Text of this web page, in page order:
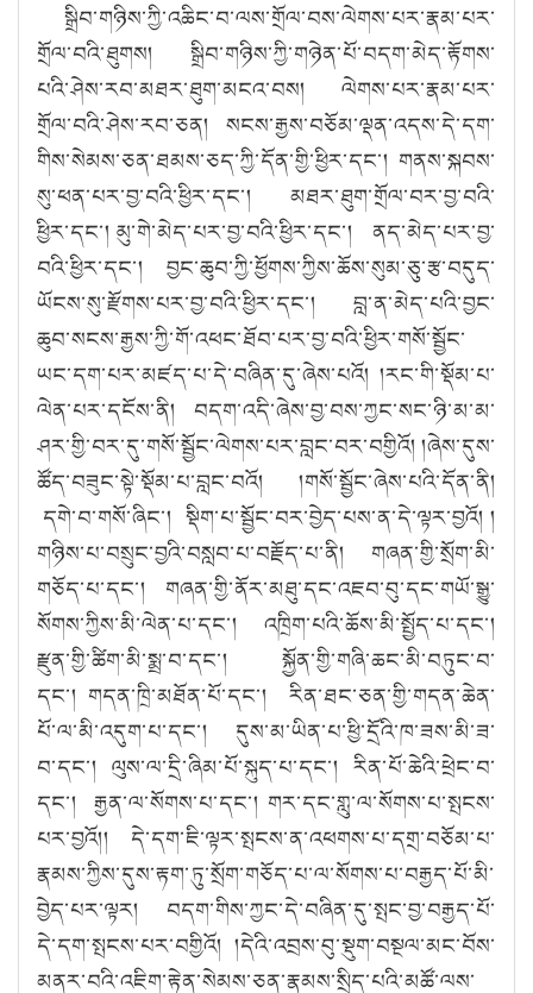
སྒྲིབ་གཉིས་ཀྱི་འཆིང་བ་ལས་གྲོལ་བས་ལེགས་པར་རྣམ་པར་
གྲོལ་བའི་ཐུགས། སྒྲིབ་གཉིས་ཀྱི་གཉེན་པོ་བདག་མེད་རྟོགས་
པའི་ཤེས་རབ་མཐར་ཐུག་མངའ་བས། ལེགས་པར་རྣམ་པར་
གྲོལ་བའི་ཤེས་རབ་ཅན། སངས་རྒྱས་བཅོམ་ལྡན་འདས་དེ་དག་
གིས་སེམས་ཅན་ཐམས་ཅད་ཀྱི་དོན་གྱི་ཕྱིར་དང་། གནས་སྐབས་
སུ་ཕན་པར་བྱ་བའི་ཕྱིར་དང་། མཐར་ཐུག་གྲོལ་བར་བྱ་བའི་
ཕྱིར་དང་། མུ་གེ་མེད་པར་བྱ་བའི་ཕྱིར་དང་། ནད་མེད་པར་བྱ་
བའི་ཕྱིར་དང་། བྱང་ཆུབ་ཀྱི་ཕྱོགས་ཀྱིས་ཆོས་སུམ་ཅུ་རྩ་བདུད་
ཡོངས་སུ་རྫོགས་པར་བྱ་བའི་ཕྱིར་དང་། བླ་ན་མེད་པའི་བྱང་
ཆུབ་སངས་རྒྱས་ཀྱི་གོ་འཕང་ཐོབ་པར་བྱ་བའི་ཕྱིར་གསོ་སྦྱོང་
ཡང་དག་པར་མཛད་པ་དེ་བཞིན་དུ་ཞེས་པའོ། །རང་གི་སྡོམ་པ་
ལེན་པར་དངོས་ནི། བདག་འདི་ཞེས་བྱ་བས་ཀྱང་སང་ཉི་མ་མ་
ཤར་གྱི་བར་དུ་གསོ་སྦྱོང་ལེགས་པར་བླང་བར་བགྱིའོ། །ཞེས་དུས་
ཚོད་བཟུང་སྟེ་སྡོམ་པ་བླང་བའོ། །གསོ་སྦྱོང་ཞེས་པའི་དོན་ནི།
དགེ་བ་གསོ་ཞིང་། སྡིག་པ་སྦྱོང་བར་བྱེད་པས་ན་དེ་ལྟར་བྱའོ། །
གཉིས་པ་བསྲུང་བྱའི་བསླབ་པ་བརྗོད་པ་ནི། གཞན་གྱི་སྲོག་མི་
གཅོད་པ་དང་། གཞན་གྱི་ནོར་མཐུ་དང་འཇབ་བུ་དང་གཡོ་སྒྱུ་
སོགས་ཀྱིས་མི་ལེན་པ་དང་། འཁྲིག་པའི་ཆོས་མི་སྤྱོད་པ་དང་།
རྫུན་གྱི་ཚིག་མི་སྨྲ་བ་དང་། སྐྱོན་གྱི་གཞི་ཆང་མི་བཏུང་བ་
དང་། གདན་ཁྲི་མཐོན་པོ་དང་། རིན་ཐང་ཅན་གྱི་གདན་ཆེན་
པོ་ལ་མི་འདུག་པ་དང་། དུས་མ་ཡིན་པ་ཕྱི་དྲོའི་ཁ་ཟས་མི་ཟ་
བ་དང་། ལུས་ལ་དྲི་ཞིམ་པོ་སྐུད་པ་དང་། རིན་པོ་ཆེའི་ཕྲེང་བ་
དང་། རྒྱན་ལ་སོགས་པ་དང་། གར་དང་གླུ་ལ་སོགས་པ་སྤངས་
པར་བྱའོ།། དེ་དག་ཇི་ལྟར་སྤངས་ན་འཕགས་པ་དགྲ་བཅོམ་པ་
རྣམས་ཀྱིས་དུས་རྟག་ཏུ་སྲོག་གཅོད་པ་ལ་སོགས་པ་བརྒྱད་པོ་མི་
བྱེད་པར་ལྟར། བདག་གིས་ཀྱང་དེ་བཞིན་དུ་སྤང་བྱ་བརྒྱད་པོ་
དེ་དག་སྤངས་པར་བགྱིའོ། །དེའི་འབྲས་བུ་སྡུག་བསྔལ་མང་བོས་
མནར་བའི་འཇིག་རྟེན་སེམས་ཅན་རྣམས་སྲིད་པའི་མཚོ་ལས་